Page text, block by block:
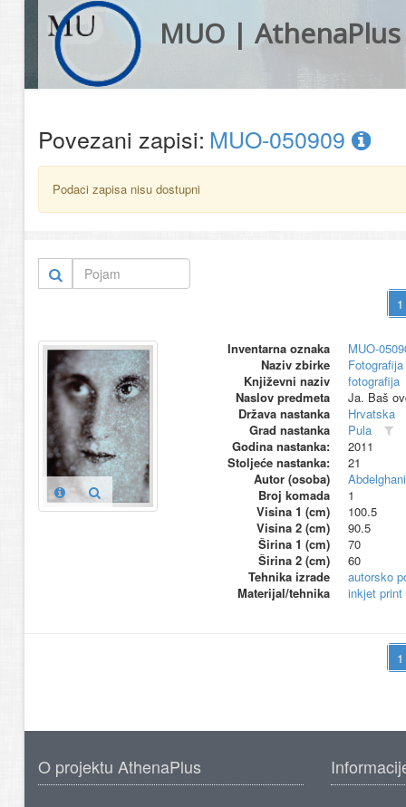
MUO | AthenaPlus
Povezani zapisi: MUO-050909
Podaci zapisa nisu dostupni
Inventarna oznaka
MUO-
Naziv zbirke
Književni naziv
fotografija
Naslov predmeta
Ja. Baš
Država nastanka
Hrvatska
Grad nastanka
Pula
Godina nastanka:
2011
Stoljeće nastanka:
21
Autor (osoba)
Broj komada
1
Visina 1 (cm)
100.5
Visina 2 (cm)
90.5
Širina 1 (cm)
70
Širina 2 (cm)
60
Tehnika izrade
autorsko
Materijal/tehnika
inkjet print
O projektu AthenaPlus